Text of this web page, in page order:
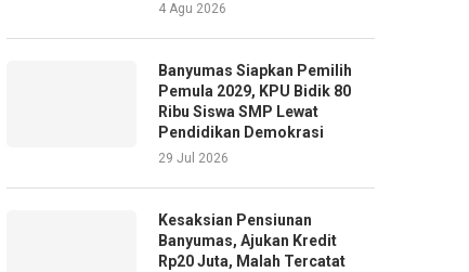
4 Agu 2026
Banyumas Siapkan Pemilih
Pemula 2029, KPU Bidik 80
Ribu Siswa SMP Lewat
Pendidikan Demokrasi
29 Jul 2026
Kesaksian Pensiunan
Banyumas, Ajukan Kredit
Rp20 Juta, Malah Tercatat